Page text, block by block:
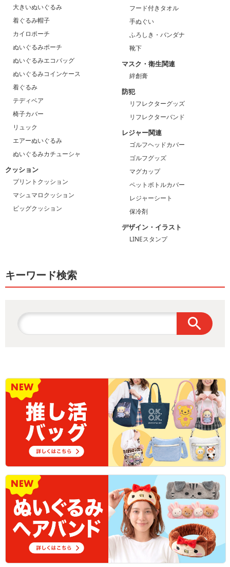
大きいぬいぐるみ
着ぐるみ帽子
カイロポーチ
ぬいぐるみポーチ
ぬいぐるみエコバッグ
ぬいぐるみコインケース
着ぐるみ
テディベア
椅子カバー
リュック
エアーぬいぐるみ
ぬいぐるみカチューシャ
クッション
プリントクッション
マシュマロクッション
ビッグクッション
フード付きタオル
手ぬぐい
ふろしき・バンダナ
靴下
マスク・衛生関連
絆創膏
防犯
リフレクターグッズ
リフレクターバンド
レジャー関連
ゴルフヘッドカバー
ゴルフグッズ
マグカップ
ペットボトルカバー
レジャーシート
保冷剤
デザイン・イラスト
LINEスタンプ
キーワード検索